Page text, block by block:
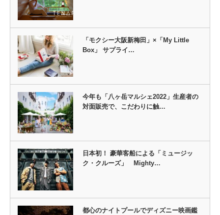
「モクシー大阪新梅田」×「My Little
Box」 サプライ…
今年も「八ヶ岳マルシェ2022」生産者の
対面販売で、こだわりに触…
日本初！ 豪華客船による「ミュージッ
ク・クルーズ」 Mighty…
都心のナイトプールでディズニー映画鑑